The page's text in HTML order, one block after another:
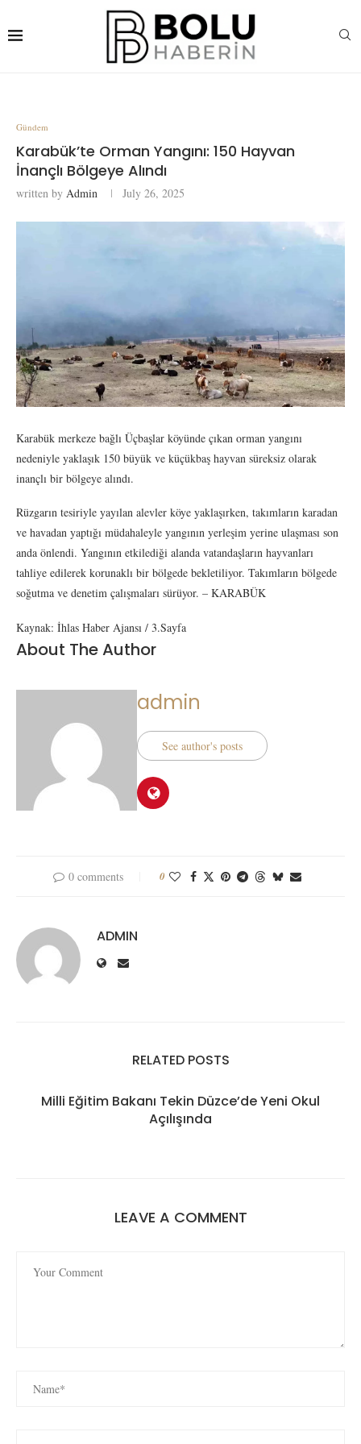
Gündem
Karabük’te Orman Yangını: 150 Hayvan
İnançlı Bölgeye Alındı
written by Admin July 26, 2025
Karabük merkeze bağlı Üçbaşlar köyünde çıkan orman yangını
nedeniyle yaklaşık 150 büyük ve küçükbaş hayvan süreksiz olarak
inançlı bir bölgeye alındı.
Rüzgarın tesiriyle yayılan alevler köye yaklaşırken, takımların karadan
ve havadan yaptığı müdahaleyle yangının yerleşim yerine ulaşması son
anda önlendi. Yangının etkilediği alanda vatandaşların hayvanları
tahliye edilerek korunaklı bir bölgede bekletiliyor. Takımların bölgede
soğutma ve denetim çalışmaları sürüyor. – KARABÜK
Kaynak: İhlas Haber Ajansı / 3.Sayfa
About The Author
admin
See author's posts
0 comments 0
ADMIN
RELATED POSTS
Milli Eğitim Bakanı Tekin Düzce’de Yeni Okul
Açılışında
LEAVE A COMMENT